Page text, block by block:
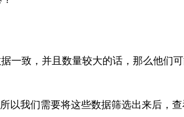
一致，并且数量较大的话，那么他们
以我们需要将这些数据筛选出来后，